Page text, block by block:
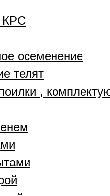
КРС
осеменение
телят
,